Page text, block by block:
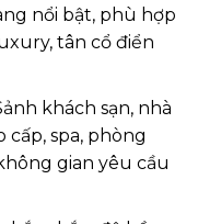
nổi bật, phù hợp
tân cổ điển
khách sạn, nhà
cấp, spa, phòng
gian yêu cầu